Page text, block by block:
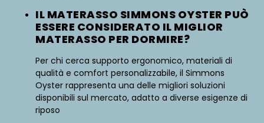
IL MATERASSO SIMMONS OYSTER PUÒ
ESSERE CONSIDERATO IL MIGLIOR
MATERASSO PER DORMIRE?
Per chi cerca supporto ergonomico, materiali di
qualità e comfort personalizzabile, il Simmons
Oyster rappresenta una delle migliori soluzioni
disponibili sul mercato, adatto a diverse esigenze di
riposo